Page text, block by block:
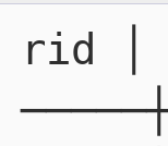
rid │